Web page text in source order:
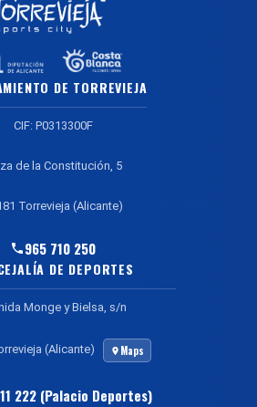
DE TORREVIEJA
CIF: P0313300F
de la Constitución, 5
Torrevieja (Alicante)
965 710 250
DE DEPORTES
Monge y Bielsa, s/n
(Alicante) Maps
222 (Palacio Deportes)